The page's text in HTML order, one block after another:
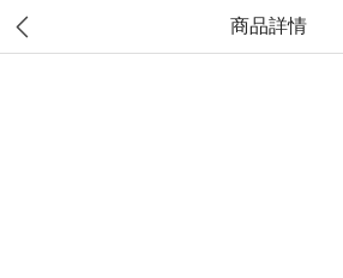
商品詳情